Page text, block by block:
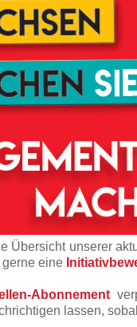
Übersicht unserer
eine
Abonnement
lassen,